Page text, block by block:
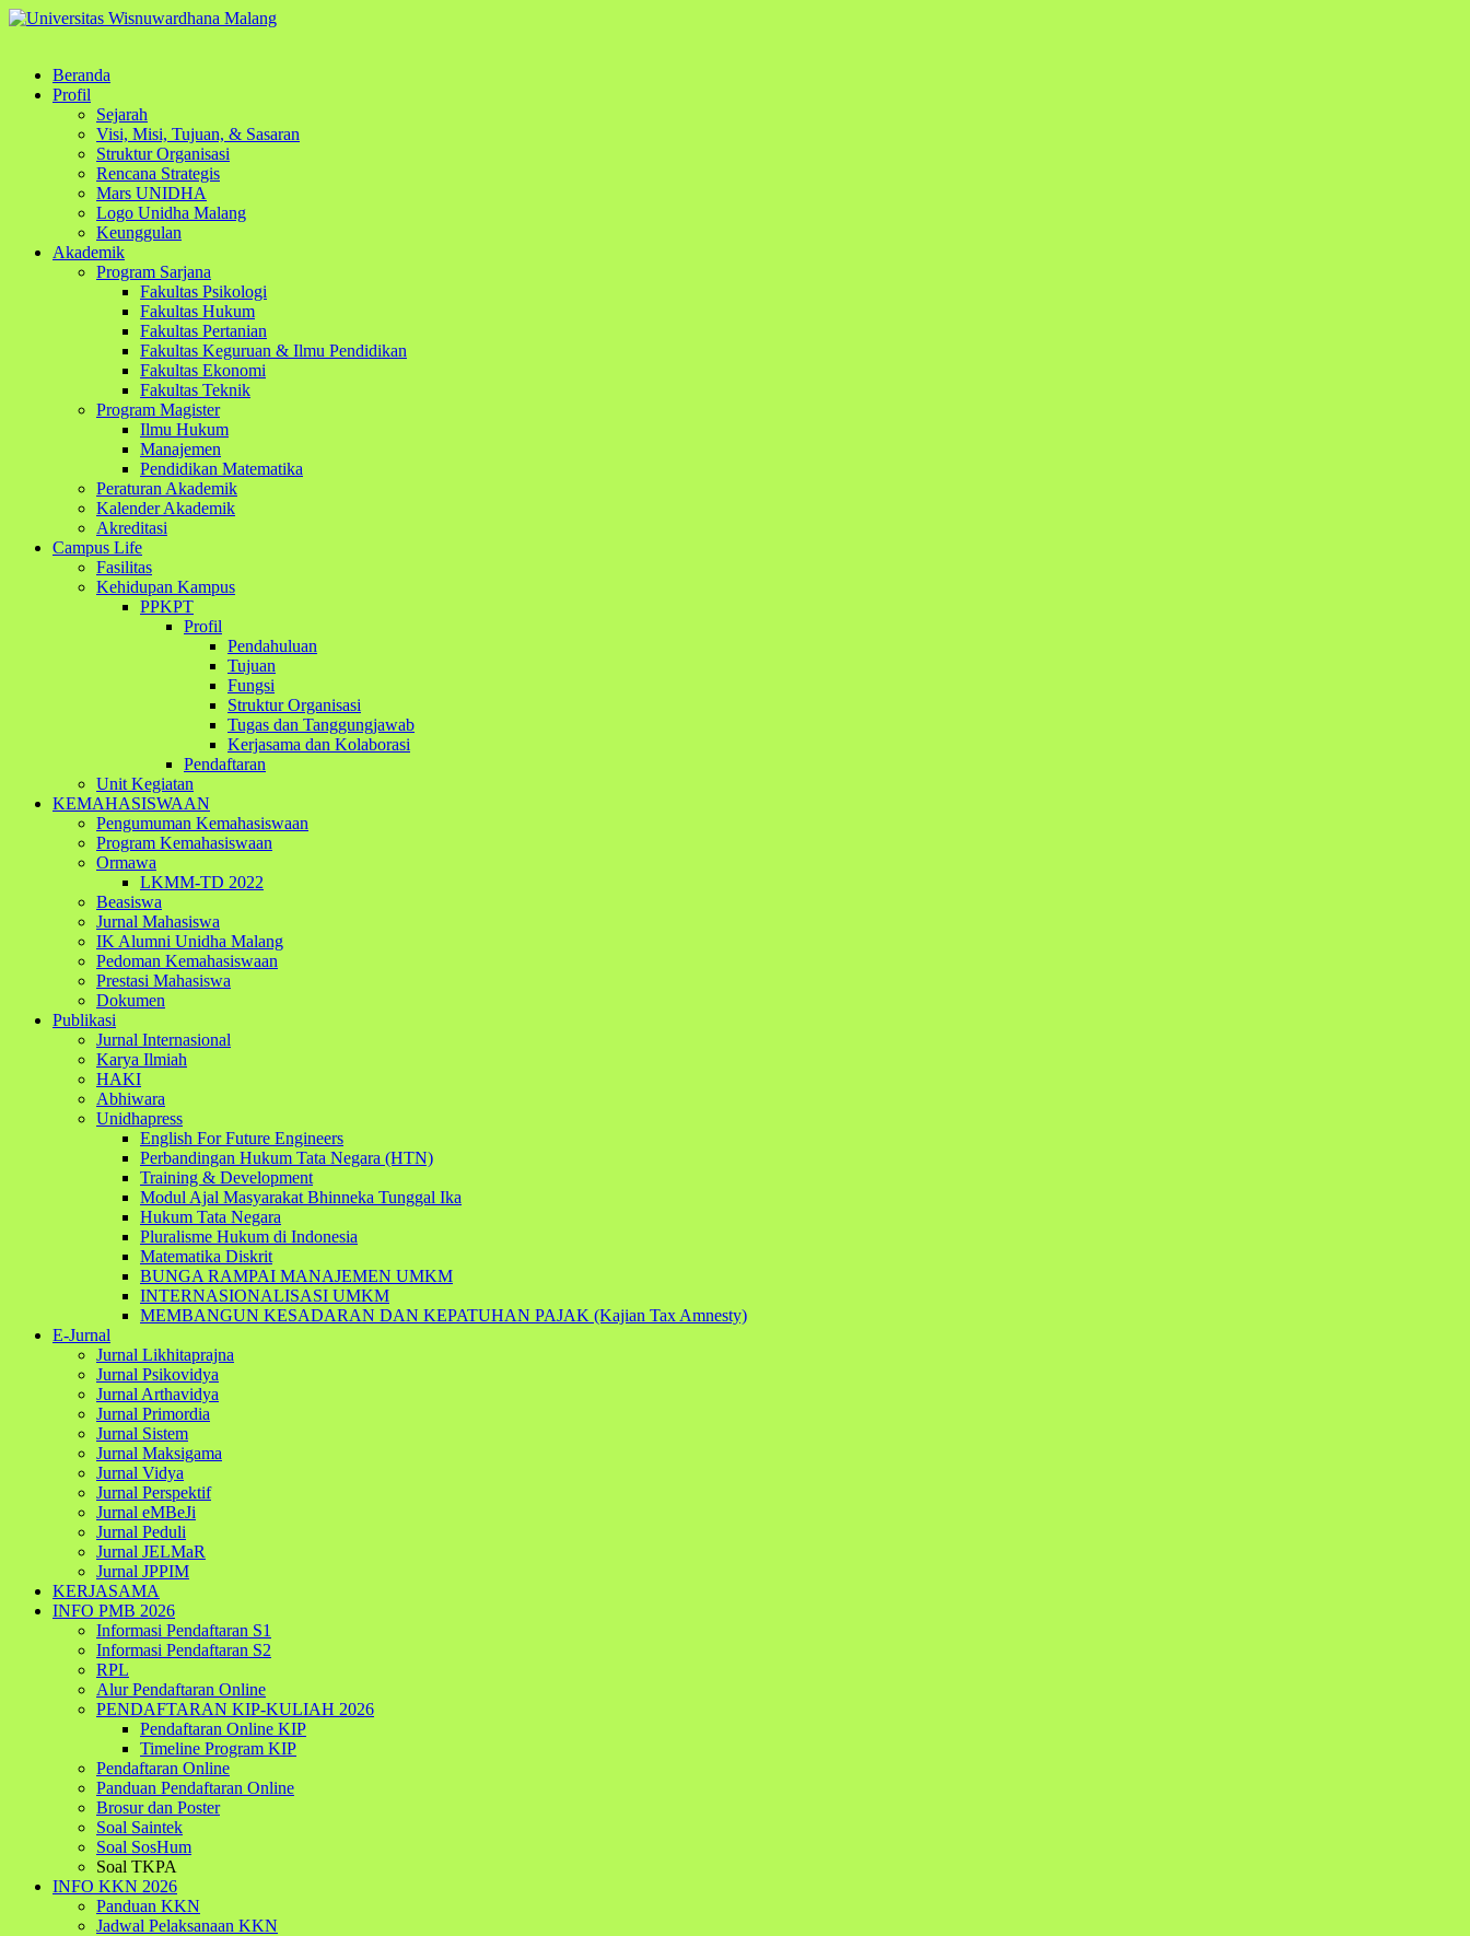
Beranda
Profil
Sejarah
Visi, Misi, Tujuan, & Sasaran
Struktur Organisasi
Rencana Strategis
Mars UNIDHA
Logo Unidha Malang
Keunggulan
Akademik
Program Sarjana
Fakultas Psikologi
Fakultas Hukum
Fakultas Pertanian
Fakultas Keguruan & Ilmu Pendidikan
Fakultas Ekonomi
Fakultas Teknik
Program Magister
Ilmu Hukum
Manajemen
Pendidikan Matematika
Peraturan Akademik
Kalender Akademik
Akreditasi
Campus Life
Fasilitas
Kehidupan Kampus
PPKPT
Profil
Pendahuluan
Tujuan
Fungsi
Struktur Organisasi
Tugas dan Tanggungjawab
Kerjasama dan Kolaborasi
Pendaftaran
Unit Kegiatan
KEMAHASISWAAN
Pengumuman Kemahasiswaan
Program Kemahasiswaan
Ormawa
LKMM-TD 2022
Beasiswa
Jurnal Mahasiswa
IK Alumni Unidha Malang
Pedoman Kemahasiswaan
Prestasi Mahasiswa
Dokumen
Publikasi
Jurnal Internasional
Karya Ilmiah
HAKI
Abhiwara
Unidhapress
English For Future Engineers
Perbandingan Hukum Tata Negara (HTN)
Training & Development
Modul Ajal Masyarakat Bhinneka Tunggal Ika
Hukum Tata Negara
Pluralisme Hukum di Indonesia
Matematika Diskrit
BUNGA RAMPAI MANAJEMEN UMKM
INTERNASIONALISASI UMKM
MEMBANGUN KESADARAN DAN KEPATUHAN PAJAK (Kajian Tax Amnesty)
E-Jurnal
Jurnal Likhitaprajna
Jurnal Psikovidya
Jurnal Arthavidya
Jurnal Primordia
Jurnal Sistem
Jurnal Maksigama
Jurnal Vidya
Jurnal Perspektif
Jurnal eMBeJi
Jurnal Peduli
Jurnal JELMaR
Jurnal JPPIM
KERJASAMA
INFO PMB 2026
Informasi Pendaftaran S1
Informasi Pendaftaran S2
RPL
Alur Pendaftaran Online
PENDAFTARAN KIP-KULIAH 2026
Pendaftaran Online KIP
Timeline Program KIP
Pendaftaran Online
Panduan Pendaftaran Online
Brosur dan Poster
Soal Saintek
Soal SosHum
Soal TKPA
INFO KKN 2026
Panduan KKN
Jadwal Pelaksanaan KKN